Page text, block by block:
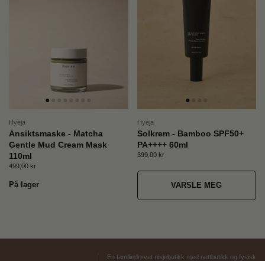
Hyeja
Ansiktsmaske - Matcha
Gentle Mud Cream Mask
110ml
Pris:
499,00 kr
På lager
Hyeja
Solkrem - Bamboo SPF50+
PA++++ 60ml
Pris:
399,00 kr
VARSLE MEG
En familiedrevet nisjebutikk med nettbutikk og fysisk